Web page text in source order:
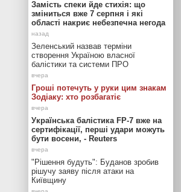
Замість спеки йде стихія: що
зміниться вже 7 серпня і які
області накриє небезпечна негода
Зеленський назвав терміни
створення Україною власної
балістики та системи ПРО
Гроші потечуть у руки цим знакам
Зодіаку: хто розбагатіє
Українська балістика FP-7 вже на
сертифікації, перші удари можуть
бути восени, - Reuters
"Рішення будуть": Буданов зробив
рішучу заяву після атаки на
Київщину